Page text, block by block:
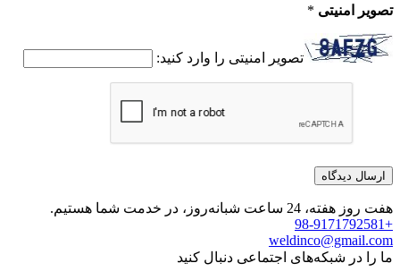
تصویر امنیتی *
تصویر امنیتی را وارد کنید:
هفت روز هفته، 24 ساعت شبانه‌روز، در خدمت شما هستیم.
+98-9171792581
weldinco@gmail.com
ما را در شبکه‌های اجتماعی دنبال کنید